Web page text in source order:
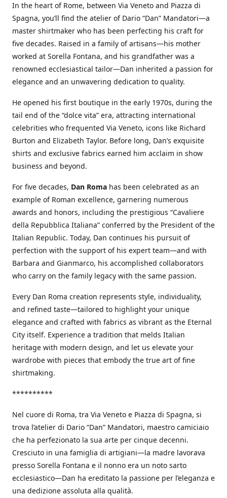
In the heart of Rome, between Via Veneto and Piazza di
Spagna, you’ll find the atelier of Dario “Dan” Mandatori—a
master shirtmaker who has been perfecting his craft for
five decades. Raised in a family of artisans—his mother
worked at Sorella Fontana, and his grandfather was a
renowned ecclesiastical tailor—Dan inherited a passion for
elegance and an unwavering dedication to quality.
He opened his first boutique in the early 1970s, during the
tail end of the “dolce vita” era, attracting international
celebrities who frequented Via Veneto, icons like Richard
Burton and Elizabeth Taylor. Before long, Dan’s exquisite
shirts and exclusive fabrics earned him acclaim in show
business and beyond.
For five decades, Dan Roma has been celebrated as an
example of Roman excellence, garnering numerous
awards and honors, including the prestigious “Cavaliere
della Repubblica Italiana” conferred by the President of the
Italian Republic. Today, Dan continues his pursuit of
perfection with the support of his expert team—and with
Barbara and Gianmarco, his accomplished collaborators
who carry on the family legacy with the same passion.
Every Dan Roma creation represents style, individuality,
and refined taste—tailored to highlight your unique
elegance and crafted with fabrics as vibrant as the Eternal
City itself. Experience a tradition that melds Italian
heritage with modern design, and let us elevate your
wardrobe with pieces that embody the true art of fine
shirtmaking.
**********
Nel cuore di Roma, tra Via Veneto e Piazza di Spagna, si
trova l’atelier di Dario “Dan” Mandatori, maestro camiciaio
che ha perfezionato la sua arte per cinque decenni.
Cresciuto in una famiglia di artigiani—la madre lavorava
presso Sorella Fontana e il nonno era un noto sarto
ecclesiastico—Dan ha ereditato la passione per l’eleganza e
una dedizione assoluta alla qualità.